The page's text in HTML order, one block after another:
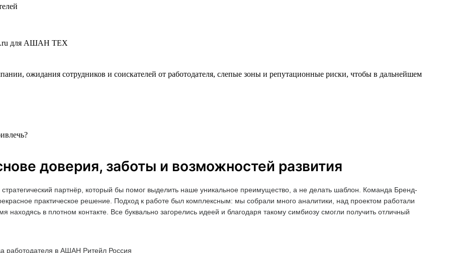
ожидания сотрудников и соискателей от работодателя, слепые зоны и репутационные риски, чтобы в дальнейшем
доверия, заботы и возможностей развития
партнёр, который бы помог выделить наше уникальное преимущество, а не делать шаблон. Команда Бренд-
практическое решение. Подход к работе был комплексным: мы собрали много аналитики, над проектом работали
находясь в плотном контакте. Все буквально загорелись идеей и благодаря такому симбиозу смогли получить отличный
работодателя в АШАН Ритейл Россия